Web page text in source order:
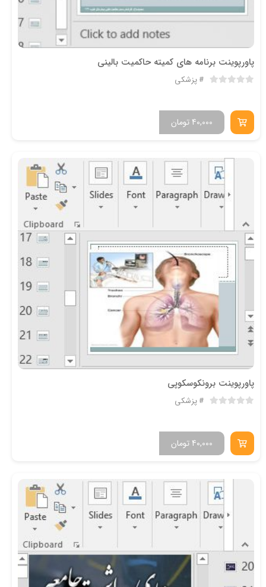
پاورپوینت برنامه هاي كميته حاكميت باليني
پزشکی
تومان40,000
پاورپوینت برونکوسکوپی
پزشکی
تومان40,000